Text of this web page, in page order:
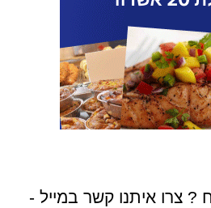
? צרו איתנו קשר במייל -